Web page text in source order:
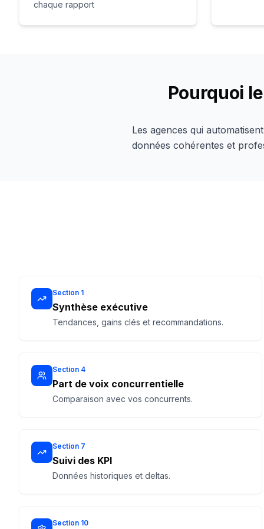
chaque rapport
Pourquoi
Les agences qui
données cohérentes et
Section 1
Synthèse exécutive
Tendances, gains clés et recommandations.
Section 4
Part de voix concurrentielle
Comparaison avec vos concurrents.
Section 7
Suivi des KPI
Données historiques et deltas.
Section 10